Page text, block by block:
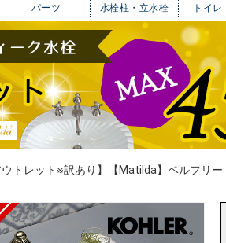
パーツ
水栓柱・立水栓
トイ
ウトレット※訳あり】【Matilda】ベルフリー